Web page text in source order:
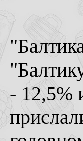
- 12,5%